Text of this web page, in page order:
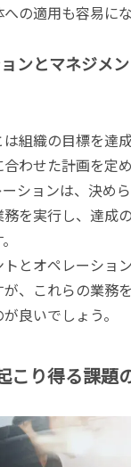
の適用も容易にな
ンとマネジメ
組織の目標を達
わせた計画を定
ションは、決め
を実行し、達成
とオペレーショ
、これらの業務
良いでしょう。
こり得る課題